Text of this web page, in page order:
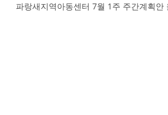
파랑새지역아동센터 7월 1주 주간계획안